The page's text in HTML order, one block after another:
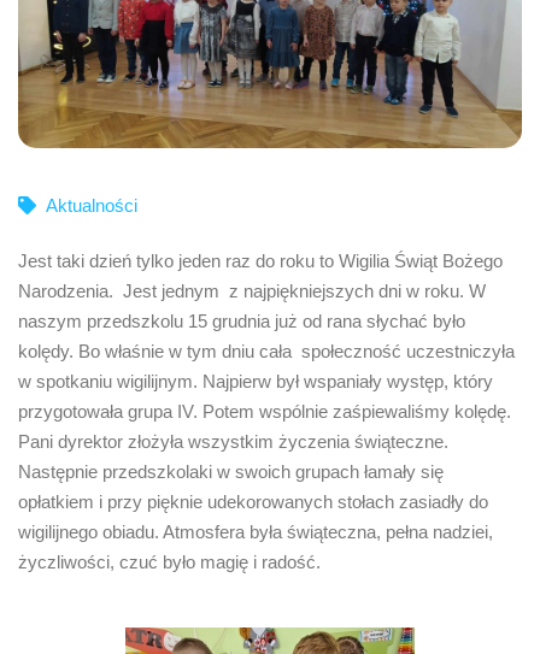
Aktualności
Jest taki dzień tylko jeden raz do roku to Wigilia Świąt Bożego
Narodzenia. Jest jednym z najpiękniejszych dni w roku. W
naszym przedszkolu 15 grudnia już od rana słychać było
kolędy. Bo właśnie w tym dniu cała społeczność uczestniczyła
w spotkaniu wigilijnym. Najpierw był wspaniały występ, który
przygotowała grupa IV. Potem wspólnie zaśpiewaliśmy kolędę.
Pani dyrektor złożyła wszystkim życzenia świąteczne.
Następnie przedszkolaki w swoich grupach łamały się
opłatkiem i przy pięknie udekorowanych stołach zasiadły do
wigilijnego obiadu. Atmosfera była świąteczna, pełna nadziei,
życzliwości, czuć było magię i radość.